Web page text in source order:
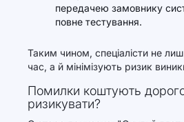
передачею замовнику
повне тестування.
Таким чином, спеціалісти не
час, а й мінімізують ризик
Помилки коштують
ризикувати?